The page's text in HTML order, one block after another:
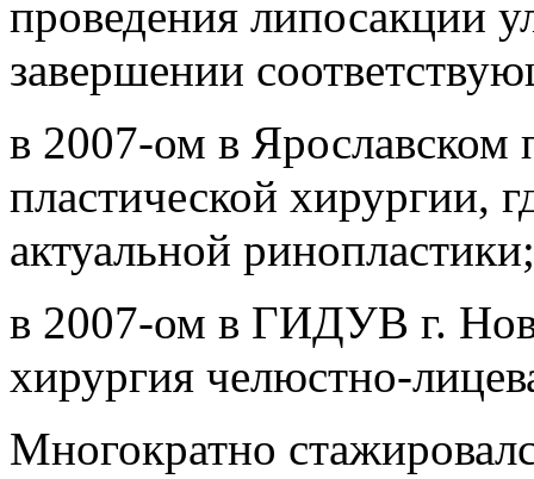
проведения липосакции
завершении
в 2007-ом в Ярославском
пластической хирургии,
актуальной ринопластики;
в 2007-ом в ГИДУВ г.
хирургия челюстно-
Многократно